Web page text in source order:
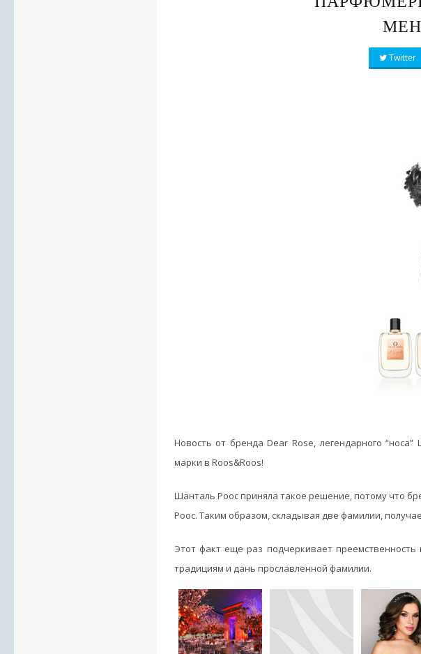
Twitter
Новость от бренда Dear Rose, легендарного
марки в Roos&Roos!
Шанталь Роос приняла такое решение, потому что
Роос. Таким образом, складывая две фамилии,
Этот факт еще раз подчеркивает
традициям и дань прославленной фамилии.